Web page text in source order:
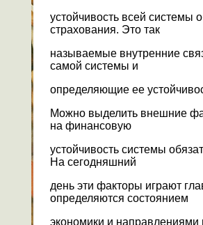
устойчивость всей системы
страхования. Это так
называемые внутренние
самой системы и
определяющие ее
Можно выделить внешние
на финансовую
устойчивость системы
На сегодняшний
день эти факторы играют
определяются состоянием
экономики и направлениями